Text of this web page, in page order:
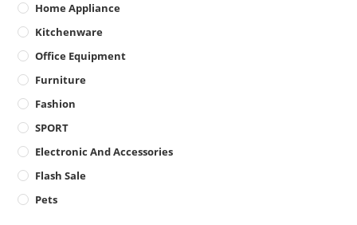
Home Appliance
Kitchenware
Office Equipment
Furniture
Fashion
SPORT
Electronic And Accessories
Flash Sale
Pets